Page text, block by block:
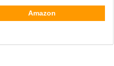
Amazon